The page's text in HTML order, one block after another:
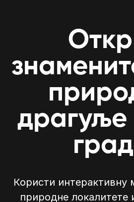
драгуље
Користи интерактивну
природне локалитете